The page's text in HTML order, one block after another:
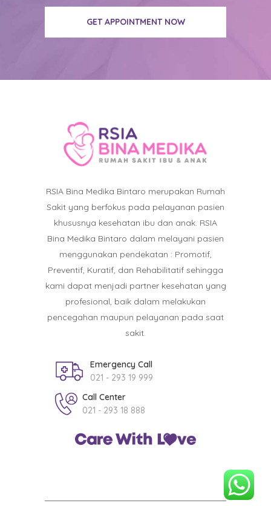
GET APPOINTMENT NOW
RSIA Bina Medika Bintaro merupakan Rumah
Sakit yang berfokus pada pelayanan pasien
khususnya kesehatan ibu dan anak. RSIA
Bina Medika Bintaro dalam melayani pasien
menggunakan pendekatan : Promotif,
Preventif, Kuratif, dan Rehabilitatif sehingga
kami dapat menjadi partner kesehatan yang
profesional, baik dalam melakukan
pencegahan maupun pelayanan pada saat
sakit.
Emergency Call
021 - 293 19 999
Call Center
021 - 293 18 888